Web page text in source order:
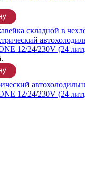
складной в
12/24/230V (24